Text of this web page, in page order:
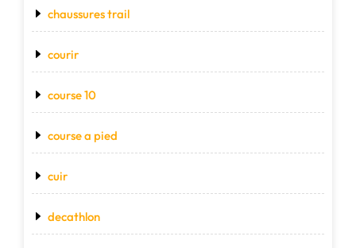
chaussures trail
courir
course 10
course a pied
cuir
decathlon